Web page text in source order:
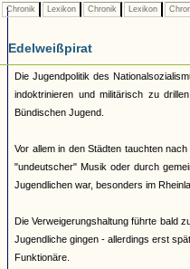
Chronik Lexikon Chronik Lexikon
Edelweißpirat
Die Jugendpolitik des
indoktrinieren und militärisch zu
Bündischen Jugend.
Vor allem in den Städten tauchten
"undeutscher" Musik oder durch
Jugendlichen war, besonders im
Die Verweigerungshaltung führte bald
Jugendliche gingen - allerdings erst
Funktionäre.